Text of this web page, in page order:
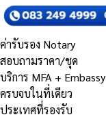
ค่ารับรอง Notary
สอบถามราคา/ชุด
บริการ MFA + Embassy
ครบจบในที่เดียว
ประเทศที่รองรับ